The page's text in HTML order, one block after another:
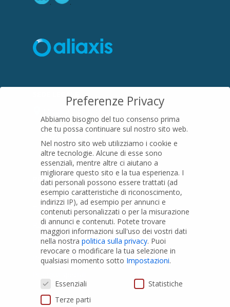
16015 Casella (GE) – Italy
01079200299
PRODOTTI
Tubi PVC
Raccordi PVC
Tubi e Raccordi in PVC-A
Pozzi Artesiani
Preferenze Privacy
Abbiamo bisogno del tuo consenso prima
che tu possa continuare sul nostro sito web.
Nel nostro sito web utilizziamo i cookie e
altre tecnologie. Alcune di esse sono
essenziali, mentre altre ci aiutano a
migliorare questo sito e la tua esperienza. I
dati personali possono essere trattati (ad
esempio caratteristiche di riconoscimento,
indirizzi IP), ad esempio per annunci e
contenuti personalizzati o per la misurazione
di annunci e contenuti. Potete trovare
maggiori informazioni sull'uso dei vostri dati
nella nostra politica sulla privacy. Puoi
revocare o modificare la tua selezione in
qualsiasi momento sotto Impostazioni.
Preferenze Privacy
Essenziali
Statistiche
Terze parti